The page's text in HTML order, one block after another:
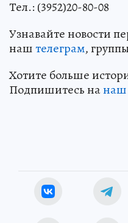
Тел.: (3952)20-80-08
Узнавайте новости
наштелеграм, группы
Хотите больше
Подпишитесь нанаш